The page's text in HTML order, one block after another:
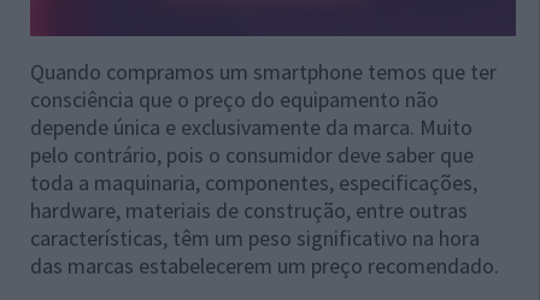
Quando compramos um smartphone temos que ter
consciência que o preço do equipamento não
depende única e exclusivamente da marca. Muito
pelo contrário, pois o consumidor deve saber que
toda a maquinaria, componentes, especificações,
hardware, materiais de construção, entre outras
características, têm um peso significativo na hora
das marcas estabelecerem um preço recomendado.